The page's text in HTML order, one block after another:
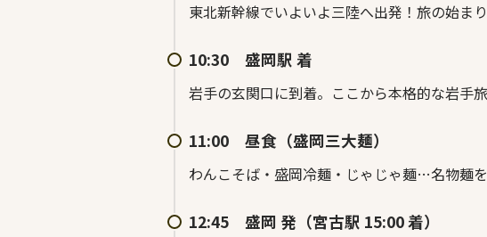
東北新幹線でいよいよ三陸へ出発！旅の始ま
10:30 盛岡駅 着
岩手の玄関口に到着。ここから本格的な岩手旅
11:00 昼食（盛岡三大麺）
わんこそば・盛岡冷麺・じゃじゃ麺…名物麺
12:45 盛岡 発（宮古駅 15:00 着）